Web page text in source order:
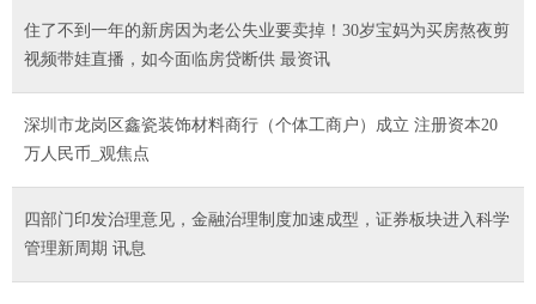
住了不到一年的新房因为老公失业要卖掉！30岁宝妈为买房熬夜剪
视频带娃直播，如今面临房贷断供 最资讯
深圳市龙岗区鑫瓷装饰材料商行（个体工商户）成立 注册资本20
万人民币_观焦点
四部门印发治理意见，金融治理制度加速成型，证券板块进入科学
管理新周期 讯息